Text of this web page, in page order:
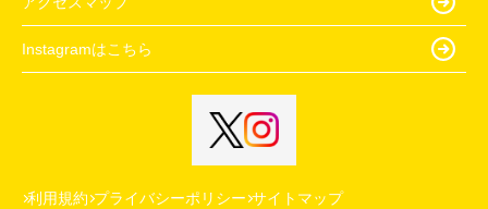
Instagramはこちら
利用規約 プライバシーポリシー サイトマップ